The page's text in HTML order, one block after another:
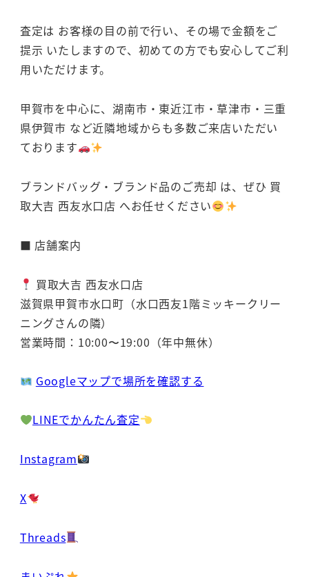
査定は お客様の目の前で行い、その場で金額をご
提示 いたしますので、初めての方でも安心してご利
用いただけます。
甲賀市を中心に、湖南市・東近江市・草津市・三重
県伊賀市 など近隣地域からも多数ご来店いただい
ております
ブランドバッグ・ブランド品のご売却 は、ぜひ 買
取大吉 西友水口店 へお任せください
■ 店舗案内
買取大吉 西友水口店
滋賀県甲賀市水口町（水口西友1階ミッキークリー
ニングさんの隣）
営業時間：10:00〜19:00（年中無休）
Googleマップで場所を確認する
LINEでかんたん査定
Instagram
X
Threads